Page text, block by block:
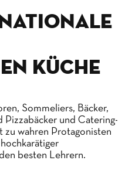
Küche
Sommeliers, Bäcker,
Pizzabäcker und Catering-
zu wahren Protagonisten
besten Lehrern.